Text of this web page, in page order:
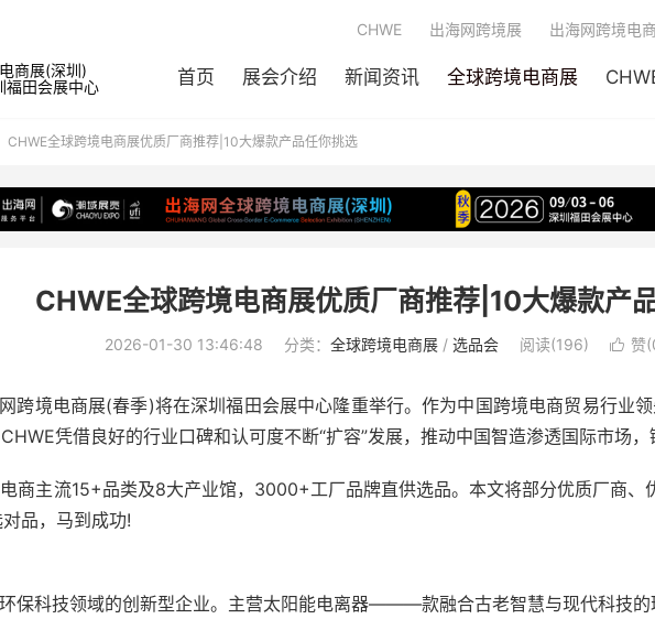
商展(深圳)
田会展中心
首页 展会介绍 新闻资讯 全球跨境电商展
CHWE 出海网跨境展 出海网跨境电
CHWE全球跨境电商展优质厂商推荐|10大爆款产品任你挑选
CHWE全球跨境电商展优质厂商推荐|10大爆款产
2026-01-30 13:46:48 分类： 全球跨境电商展/ 选品会 阅读(196)  赞(
境电商展(春季)将在深圳福田会展中心隆重举行。作为中国跨境电商贸易行业
凭借良好的行业口碑和认可度不断“扩容”发展，推动中国智造渗透国际市场，
商主流15+品类及8大产业馆，3000+工厂品牌直供选品。本文将部分优质厂商
品，马到成功!
保科技领域的创新型企业。主营太阳能电离器———款融合古老智慧与现代科技的